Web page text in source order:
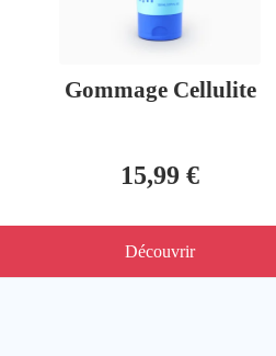
Gommage Cellulite
15,99 €
Découvrir